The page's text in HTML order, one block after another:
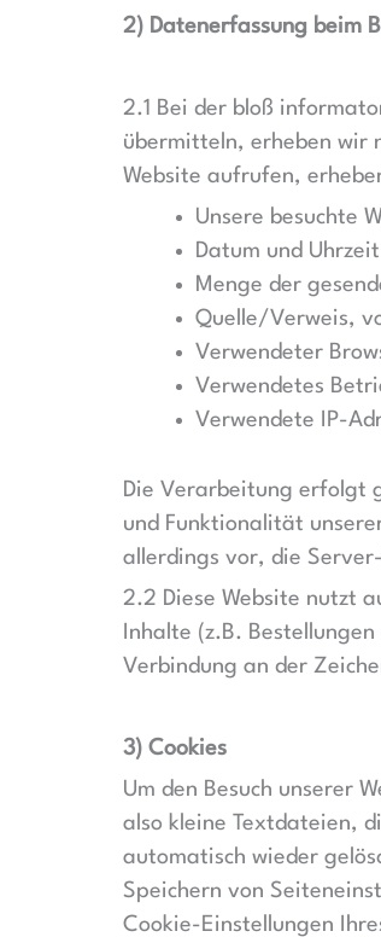
2) Datenerfassung beim
2.1 Bei der bloß
übermitteln, erheben wir
Website aufrufen,
Unsere besuchte
Datum und
Menge der
Quelle/Verweis,
Verwendeter
Verwendetes
Verwendete IP-
Die Verarbeitung erfolgt
und Funktionalität
allerdings vor, die
2.2 Diese Website nutzt
Inhalte (z.B.
Verbindung an der
3) Cookies
Um den Besuch unserer
also kleine Textdateien,
automatisch wieder
Speichern von
Cookie-Einstellungen